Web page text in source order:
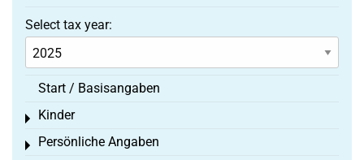
Select tax year:
Start / Basisangaben
Kinder
Toggle menu
Persönliche Angaben
Toggle menu